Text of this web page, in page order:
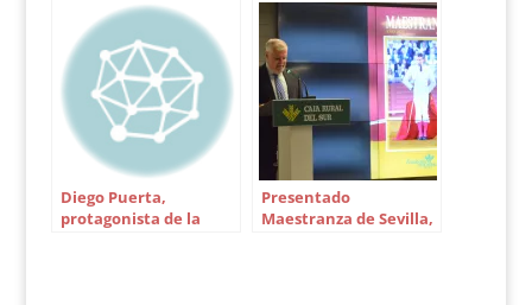
Diego Puerta,
protagonista de la
Presentado
Maestranza de Sevilla,